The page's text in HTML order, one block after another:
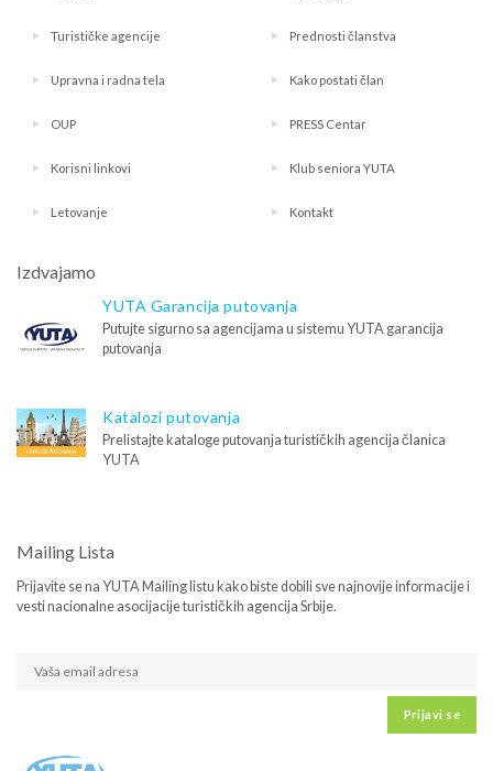
Turističke agencije Prednosti članstva
Upravna i radna tela Kako postati član
OUP PRESS Centar
Korisni linkovi Klub seniora YUTA
Letovanje Kontakt
Izdvajamo
YUTA Garancija putovanja
Putujte sigurno sa agencijama u sistemu YUTA garancija
putovanja
Katalozi putovanja
Prelistajte kataloge putovanja turističkih agencija članica
YUTA
Mailing Lista
Prijavite se na YUTA Mailing listu kako biste dobili sve najnovije informacije i
vesti nacionalne asocijacije turističkih agencija Srbije.
Prijavi se